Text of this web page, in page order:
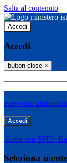
Salta al contenuto
Accedi
Accedi
button close ×
Password
-
Entra con SPID
Seleziona utente